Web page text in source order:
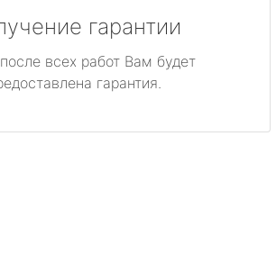
гарантии
всех работ Вам будет
гарантия.